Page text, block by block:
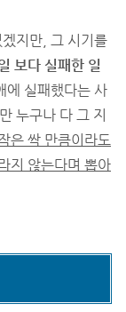
지만, 그 시기를
보다 실패한 일
에 실패했다는 사
누구나 다 그 지
은 싹 만큼이라도
지 않는다며 뽑아